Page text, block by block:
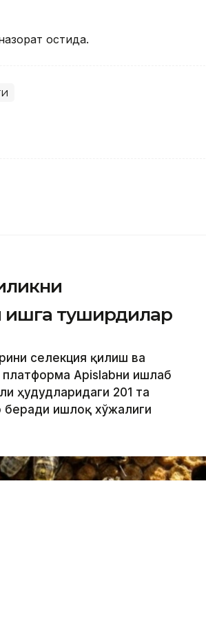
остида.
туширдилар
селекция қилиш ва
Apislabни ишлаб
ҳудудларидаги 201 та
Қишлоқ хўжалиги